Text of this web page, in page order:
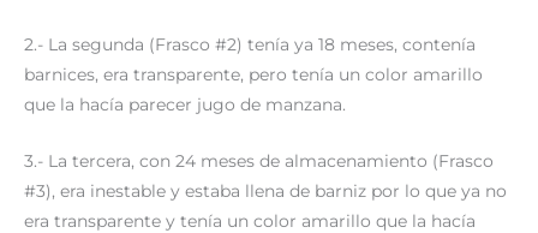
2.- La segunda (Frasco #2) tenía ya 18 meses, contenía
barnices, era transparente, pero tenía un color amarillo
que la hacía parecer jugo de manzana.
3.- La tercera, con 24 meses de almacenamiento (Frasco
#3), era inestable y estaba llena de barniz por lo que ya no
era transparente y tenía un color amarillo que la hacía